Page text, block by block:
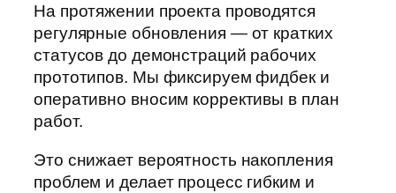
На протяжении проекта проводятся
регулярные обновления — от кратких
статусов до демонстраций рабочих
прототипов. Мы фиксируем фидбек и
оперативно вносим коррективы в план
работ.
Это снижает вероятность накопления
проблем и делает процесс гибким и